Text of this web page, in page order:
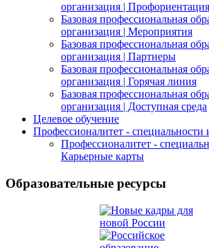
организация | Профориентация
Базовая профессиональная
организация | Мероприятия
Базовая профессиональная
организация | Партнеры
Базовая профессиональная
организация | Горячая линия
Базовая профессиональная
организация | Доступная среда
Целевое обучение
Профессионалитет - специальности
Профессионалитет -
Карьерные карты
Образовательные ресурсы